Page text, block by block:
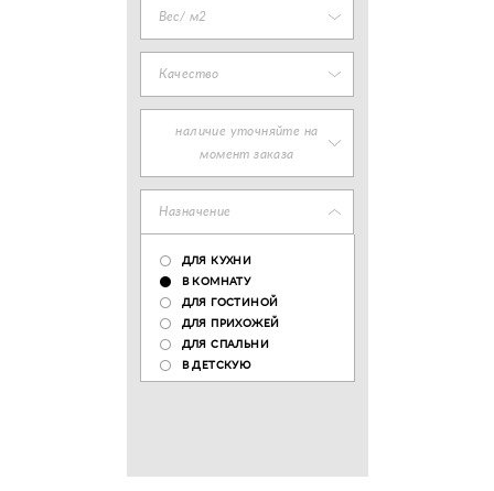
Вес/ м2
Качество
наличие уточняйте на
момент заказа
Назначение
ДЛЯ КУХНИ
В КОМНАТУ
ДЛЯ ГОСТИНОЙ
ДЛЯ ПРИХОЖЕЙ
ДЛЯ СПАЛЬНИ
В ДЕТСКУЮ